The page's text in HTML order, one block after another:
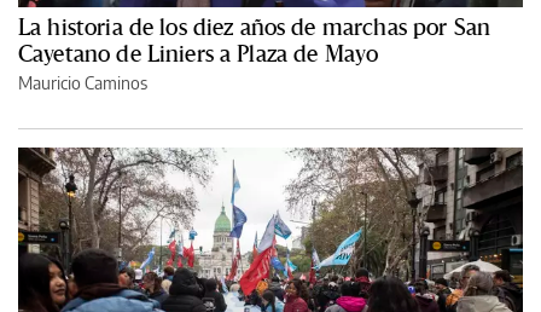
La historia de los diez años de marchas por San
Cayetano de Liniers a Plaza de Mayo
Mauricio Caminos